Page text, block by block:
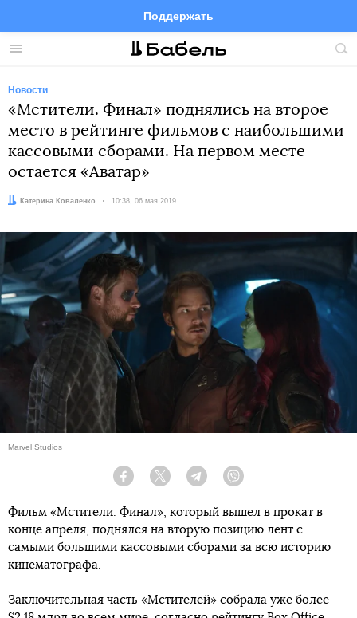
Меню
Поддержать
FacebookTelegramTwitter
Новости
«Мстители. Финал» поднялись на второе
место в рейтинге фильмов с наибольшими
кассовыми сборами. На первом месте
остается «Аватар»
Автор:Катерина Коваленко Дата:
10:38, 06 мая 2019
Marvel Studios
Facebook Twitter Telegram
Фильм «Мстители. Финал», который вышел в прокат в
конце апреля, поднялся на вторую позицию лент с
самыми большими кассовыми сборами за всю историю
кинематографа.
Заключительная часть «Мстителей» собрала уже более